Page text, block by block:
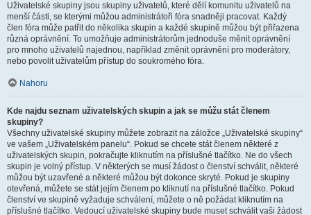
Uživatelské skupiny jsou skupiny uživatelů, které dělí komunitu uživatelů na
menší části, se kterými můžou administrátoři fóra snadněji pracovat. Každý
člen fóra může patřit do několika skupin a každé skupině můžou být přiřazena
různá oprávnění. To umožňuje administrátorům jednoduše měnit oprávnění
pro mnoho uživatelů najednou, například změnit oprávnění pro moderátory,
nebo povolit uživatelům přístup do soukromého fóra.
Nahoru
Kde najdu seznam uživatelských skupin a jak se můžu stát členem
skupiny?
Všechny uživatelské skupiny můžete zobrazit na záložce „Uživatelské skupiny“
ve vašem „Uživatelském panelu“. Pokud se chcete stát členem některé z
uživatelských skupin, pokračujte kliknutím na příslušné tlačítko. Ne do všech
skupin je volný přístup. V některých se musí žádost o členství schválit, některé
můžou být uzavřené a některé můžou být dokonce skryté. Pokud je skupiny
otevřená, můžete se stát jejím členem po kliknutí na příslušné tlačítko. Pokud
členství ve skupině vyžaduje schválení, můžete o ně požádat kliknutím na
příslušné tlačítko. Vedoucí uživatelské skupiny bude muset schválit vaši žádost